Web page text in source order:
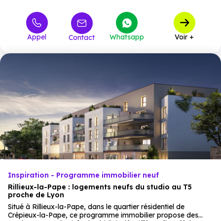
à partir de 300 000 €
à partir de 360 000 €
Appel Contact Whatsapp Voir +
Inspiration - Programme immobilier neuf
Rillieux-la-Pape : logements neufs du studio au T5
proche de Lyon
Situé à Rillieux-la-Pape, dans le quartier résidentiel de
Crépieux-la-Pape, ce programme immobilier propose des